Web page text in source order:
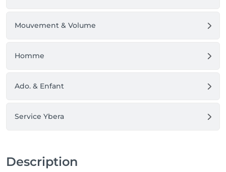
Mouvement & Volume
Homme
Ado. & Enfant
Service Ybera
Description